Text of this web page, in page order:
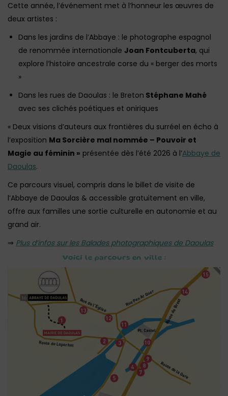
Cette année, l’événement met à l’honneur les œuvres de
deux artistes :
Dans les jardins de l’Abbaye : le photographe espagnol
de renommée internationale Joan Fontcuberta, qui
explore l’histoire ancestrale corse du « berger des morts
»
Dans les rues de Daoulas : le Breton Stéphane Mahé
avec ses clichés poétiques et oniriques
« Deux visions d’auteurs aux frontières du surréel en écho à
l’exposition Ma Sorcière mal nommée – Pouvoir et
Magie au féminin » présentée dès l’été 2026 à l’Abbaye de
Daoulas.
Ce parcours visuel, compris dans le billet de visite de
l’Abbaye de Daoulas & accessible gratuitement en ville,
offre aux familles une sortie culturelle en autonomie et au
grand air.
⇒ Plus d’infos sur les Balades photographiques de Daoulas
Voici le parcours en ville :